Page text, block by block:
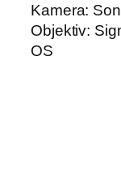
Kamera:
Objektiv:
OS